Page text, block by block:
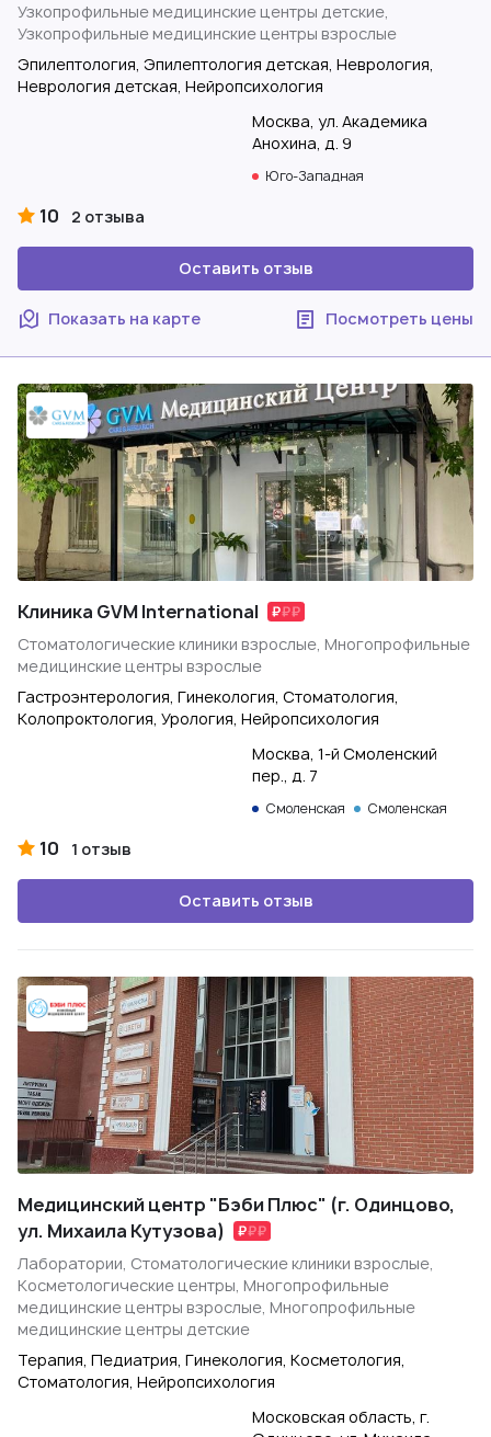
Узкопрофильные медицинские центры детские,
Узкопрофильные медицинские центры взрослые
Эпилептология, Эпилептология детская, Неврология,
Неврология детская, Нейропсихология
Москва, ул. Академика
Анохина, д. 9
Юго-Западная
10 2 отзыва
Оставить отзыв
Показать на карте Посмотреть цены
Клиника GVM International
Стоматологические клиники взрослые, Многопрофильные
медицинские центры взрослые
Гастроэнтерология, Гинекология, Стоматология,
Колопроктология, Урология, Нейропсихология
Москва, 1-й Смоленский
пер., д. 7
Смоленская Смоленская
10 1 отзыв
Оставить отзыв
Медицинский центр "Бэби Плюс" (г. Одинцово,
ул. Михаила Кутузова)
Лаборатории, Стоматологические клиники взрослые,
Косметологические центры, Многопрофильные
медицинские центры взрослые, Многопрофильные
медицинские центры детские
Терапия, Педиатрия, Гинекология, Косметология,
Стоматология, Нейропсихология
Московская область, г.